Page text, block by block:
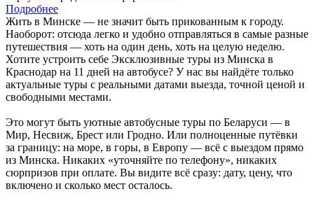
Подробнее
Жить в Минске — не значит быть прикованным к городу.
Наоборот: отсюда легко и удобно отправляться в самые разные
путешествия — хоть на один день, хоть на целую неделю.
Хотите устроить себе Эксклюзивные туры из Минска в
Краснодар на 11 дней на автобусе? У нас вы найдёте только
актуальные туры с реальными датами выезда, точной ценой и
свободными местами.
Это могут быть уютные автобусные туры по Беларуси — в
Мир, Несвиж, Брест или Гродно. Или полноценные путёвки
за границу: на море, в горы, в Европу — всё с выездом прямо
из Минска. Никаких «уточняйте по телефону», никаких
сюрпризов при оплате. Вы видите всё сразу: дату, цену, что
включено и сколько мест осталось.